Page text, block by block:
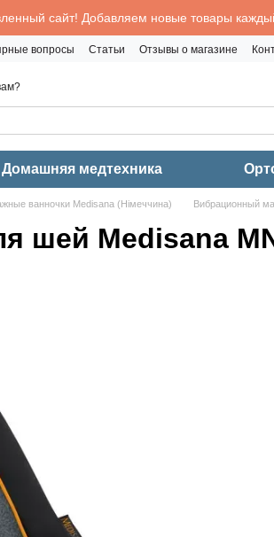
сайт! Добавляем новые товары
вопросы Статьи Отзывы о магазине
Домашняя медтехника
ванночки Medisana (Німеччина) Вибрационный
шей Medisana